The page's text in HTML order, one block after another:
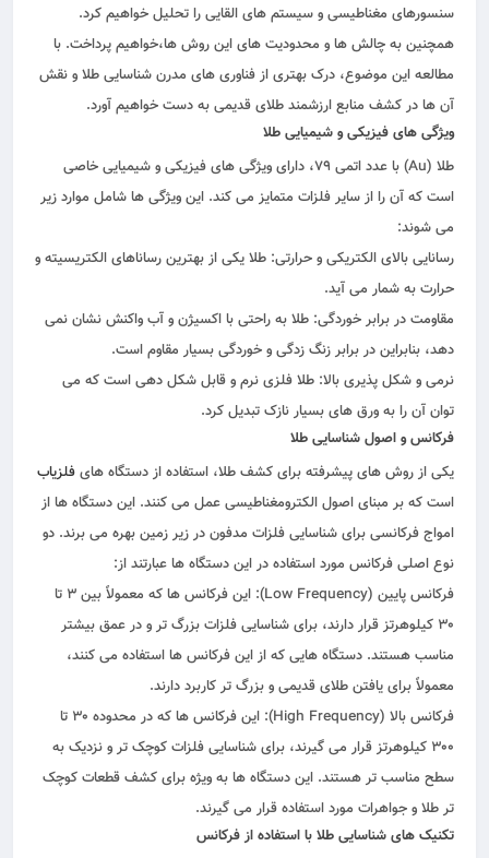
سنسورهای مغناطیسی و سیستم‌ های القایی را تحلیل خواهیم کرد.
همچنین به چالش‌ ها و محدودیت‌ های این روش‌ ها،خواهیم پرداخت. با
مطالعه این موضوع، درک بهتری از فناوری‌ های مدرن شناسایی طلا و نقش
آن‌ ها در کشف منابع ارزشمند طلای قدیمی به دست خواهیم آورد.
ویژگی‌ های فیزیکی و شیمیایی طلا
طلا (Au) با عدد اتمی 79، دارای ویژگی‌ های فیزیکی و شیمیایی خاصی
است که آن را از سایر فلزات متمایز می‌ کند. این ویژگی‌ ها شامل موارد زیر
می‌ شوند:
رسانایی بالای الکتریکی و حرارتی: طلا یکی از بهترین رساناهای الکتریسیته و
حرارت به شمار می‌ آید.
مقاومت در برابر خوردگی: طلا به راحتی با اکسیژن و آب واکنش نشان نمی‌
دهد، بنابراین در برابر زنگ‌ زدگی و خوردگی بسیار مقاوم است.
نرمی و شکل‌ پذیری بالا: طلا فلزی نرم و قابل شکل‌ دهی است که می‌
توان آن را به ورق‌ های بسیار نازک تبدیل کرد.
فرکانس و اصول شناسایی طلا
یکی از روش‌ های پیشرفته برای کشف طلا، استفاده از دستگاه‌ های فلزیاب
است که بر مبنای اصول الکترومغناطیسی عمل می‌ کنند. این دستگاه‌ ها از
امواج فرکانسی برای شناسایی فلزات مدفون در زیر زمین بهره می‌ برند. دو
نوع اصلی فرکانس مورد استفاده در این دستگاه‌ ها عبارتند از:
فرکانس پایین (Low Frequency): این فرکانس‌ ها که معمولاً بین 3 تا
30 کیلوهرتز قرار دارند، برای شناسایی فلزات بزرگ‌ تر و در عمق بیشتر
مناسب هستند. دستگاه‌ هایی که از این فرکانس‌ ها استفاده می‌ کنند،
معمولاً برای یافتن طلای قدیمی و بزرگ‌ تر کاربرد دارند.
فرکانس بالا (High Frequency): این فرکانس‌ ها که در محدوده 30 تا
300 کیلوهرتز قرار می‌ گیرند، برای شناسایی فلزات کوچک‌ تر و نزدیک به
سطح مناسب‌ تر هستند. این دستگاه‌ ها به ویژه برای کشف قطعات کوچک‌
تر طلا و جواهرات مورد استفاده قرار می‌ گیرند.
تکنیک‌ های شناسایی طلا با استفاده از فرکانس